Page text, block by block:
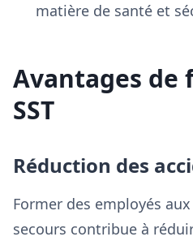
matière de santé et
Avantages de
SST
Réduction des
Former des employés
secours contribue à